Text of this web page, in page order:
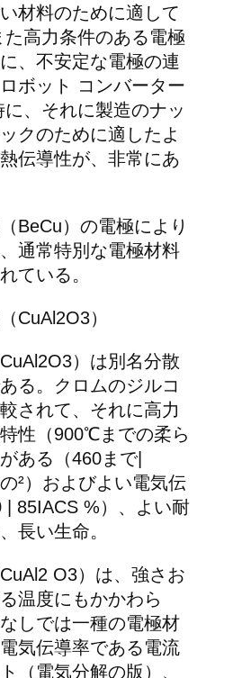
材料のために適して
高力条件のある電極
、不安定な電極の連
ボット コンバーター
、それに製造のナッ
クのために適したよ
伝導性が、非常にあ
BeCu）の電極により
通常特別な電極材料
ている。
CuAl2O3）
）は別名分散
る。クロムのジルコ
されて、それに高力
性（900℃までの柔ら
ある（460まで|
²）およびよい電気伝
| 85IACS %）、よい耐
長い生命。
O3）は、強さお
温度にもかかわら
しでは一種の電極材
気伝導率である電流
（電気分解の版）、